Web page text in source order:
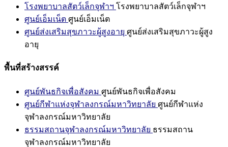
โรงพยาบาลสัตว์เล็กจุฬาฯ โรงพยาบาลสัตว์เล็กจุฬาฯ
ศูนย์เอ็มเน็ต ศูนย์เอ็มเน็ต
ศูนย์ส่งเสริมสุขภาวะผู้สูงอายุ ศูนย์ส่งเสริมสุขภาวะผู้สูง
อายุ
พื้นที่สร้างสรรค์
ศูนย์พันธกิจเพื่อสังคม ศูนย์พันธกิจเพื่อสังคม
ศูนย์กีฬาแห่งจุฬาลงกรณ์มหาวิทยาลัย ศูนย์กีฬาแห่ง
จุฬาลงกรณ์มหาวิทยาลัย
ธรรมสถานจุฬาลงกรณ์มหาวิทยาลัย ธรรมสถาน
จุฬาลงกรณ์มหาวิทยาลัย